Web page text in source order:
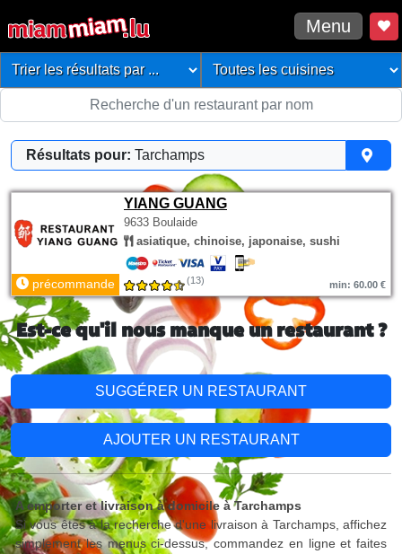
Menu
Résultats pour: Tarchamps
YIANG GUANG
9633 Boulaide
asiatique, chinoise, japonaise, sushi
précommande (13) min: 60.00 €
Est-ce qu'il nous manque un restaurant ?
SUGGÉRER UN RESTAURANT
AJOUTER UN RESTAURANT
A emporter et livraison à domicile à Tarchamps
Si vous êtes à la recherche d'une livraison à Tarchamps, affichez
simplement les menus ci-dessus, commandez en ligne et faites